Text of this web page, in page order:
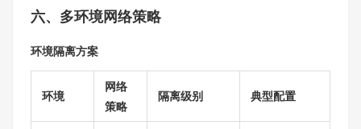
六、多环境网络策略
环境隔离方案
环境
网络
策略
隔离级别 典型配置